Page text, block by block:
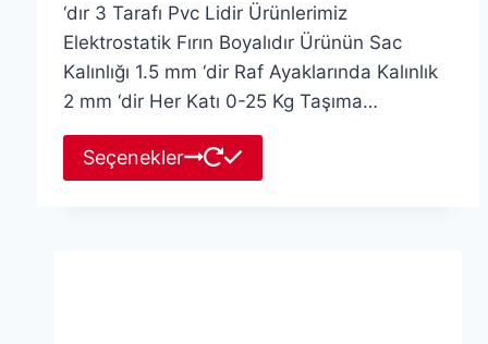
‘dır 3 Tarafı Pvc Lidir Ürünlerimiz
Elektrostatik Fırın Boyalıdır Ürünün Sac
Kalınlığı 1.5 mm ‘dir Raf Ayaklarında Kalınlık
2 mm ‘dir Her Katı 0-25 Kg Taşıma…
Seçenekler
ürünün